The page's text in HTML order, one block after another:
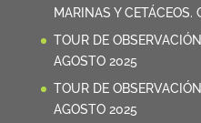
MARINAS Y CETÁCEOS.
TOUR DE
AGOSTO 2025
TOUR DE
AGOSTO 2025